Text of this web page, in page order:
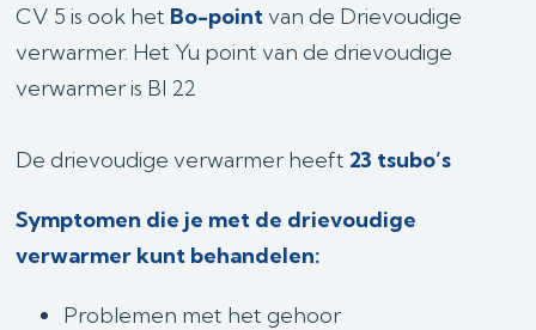
CV 5 is ook het Bo-point van de Drievoudige
verwarmer. Het Yu point van de drievoudige
verwarmer is Bl 22
De drievoudige verwarmer heeft 23 tsubo’s
Symptomen die je met de drievoudige
verwarmer kunt behandelen:
Problemen met het gehoor